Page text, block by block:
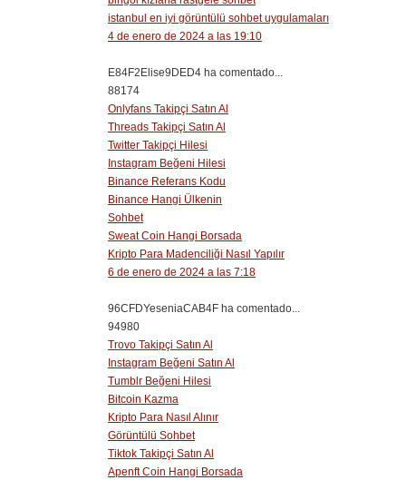
istanbul en iyi görüntülü sohbet uygulamaları
4 de enero de 2024 a las 19:10
E84F2Elise9DED4 ha comentado...
88174
Onlyfans Takipçi Satın Al
Threads Takipçi Satın Al
Twitter Takipçi Hilesi
Instagram Beğeni Hilesi
Binance Referans Kodu
Binance Hangi Ülkenin
Sohbet
Sweat Coin Hangi Borsada
Kripto Para Madenciliği Nasıl Yapılır
6 de enero de 2024 a las 7:18
96CFDYeseniaCAB4F ha comentado...
94980
Trovo Takipçi Satın Al
Instagram Beğeni Satın Al
Tumblr Beğeni Hilesi
Bitcoin Kazma
Kripto Para Nasıl Alınır
Görüntülü Sohbet
Tiktok Takipçi Satın Al
Apenft Coin Hangi Borsada